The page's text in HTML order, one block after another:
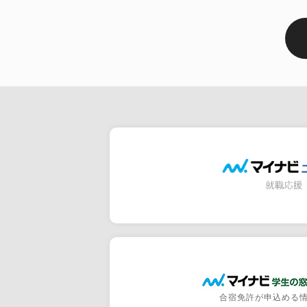
合宿免許が申込める